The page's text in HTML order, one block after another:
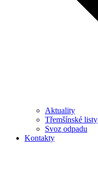
Aktuality
Třemšínské listy
Svoz odpadu
Kontakty